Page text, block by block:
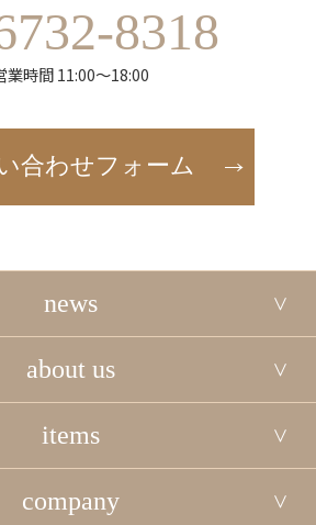
8318
業時間 11:00～18:00
合わせフォーム
news
about us
items
company